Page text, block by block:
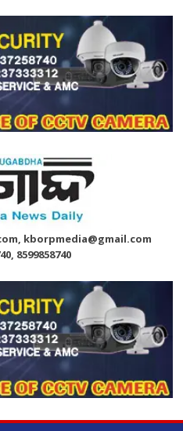
kborpmedia@gmail.com
8599858740